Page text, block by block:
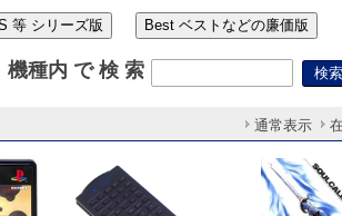
等 シリーズ版 Best ベストなどの廉価版
種内 で 検 索
通常表示